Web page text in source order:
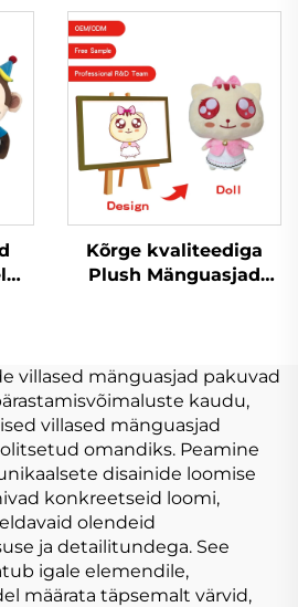
Personaliseeritud
Plush Pühapäevane
Kõrge kvaliteediga
Plush Mänguasjad
Mänguasjad
villased mänguasjad pakuvad
kaudu,
villased mänguasjad
omandiks. Peamine
disainide loomise
konkreetseid loomi,
olendeid
ja detailitundega. See
igale elemendile,
määrata täpsemalt värvid,